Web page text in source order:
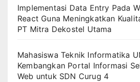
Implementasi Data Entry Pada
React Guna Meningkatkan
PT Mitra Dekostel Utama
Mahasiswa Teknik Informatika
Kembangkan Portal Informasi
Web untuk SDN Curug 4